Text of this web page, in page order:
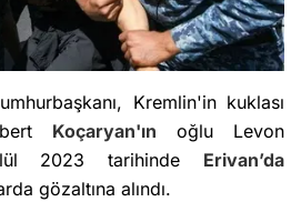
Kremlin'in kuklası
Koçaryan'ın oğlu Levon
2023 tarihinde Erivan’da
gözaltına alındı.